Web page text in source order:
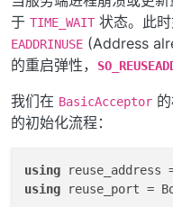
于 TIME_WAIT 状态。此
EADDRINUSE (Address
的重启弹性，
我们在 BasicAcceptor
的初始化流程：
using
using reuse_port =